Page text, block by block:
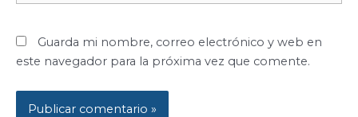
Guarda mi nombre, correo electrónico y web en
este navegador para la próxima vez que comente.